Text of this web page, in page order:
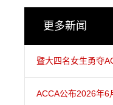
更多新闻
暨大四名女生勇夺
ACCA公布2026年6